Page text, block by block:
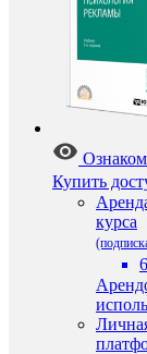
Купить
курса